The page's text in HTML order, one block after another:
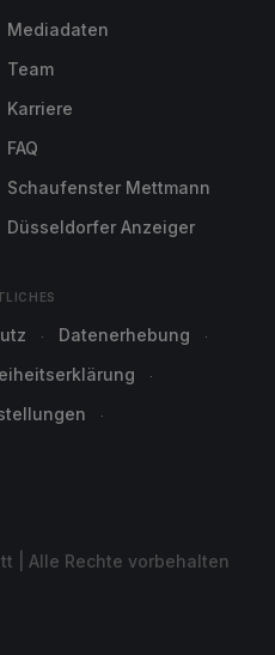
Mediadaten
Team
Karriere
FAQ
Schaufenster Mettmann
Düsseldorfer Anzeiger
Datenerhebung
| Alle Rechte vorbehalten